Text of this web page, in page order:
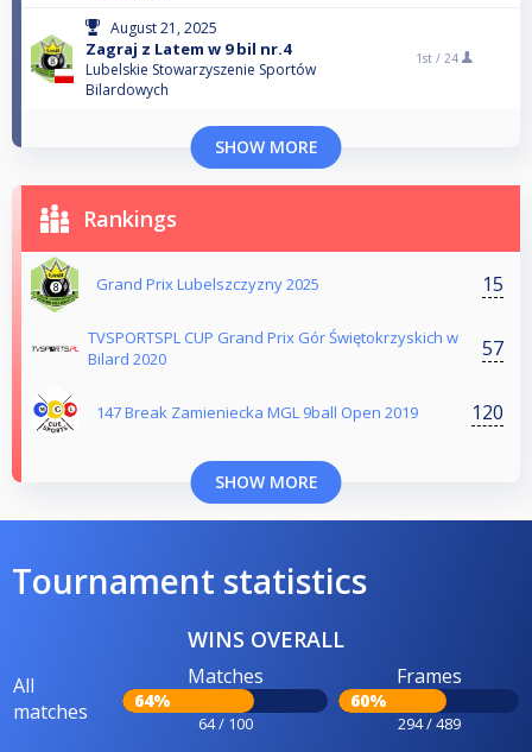
August 21, 2025
Zagraj z Latem w 9 bil nr.4
Lubelskie Stowarzyszenie Sportów
Bilardowych
1st / 24
SHOW MORE
Rankings
Grand Prix Lubelszczyzny 2025 15
TVSPORTSPL CUP Grand Prix Gór Świętokrzyskich w
Bilard 2020
57
147 Break Zamieniecka MGL 9ball Open 2019 120
SHOW MORE
Tournament statistics
WINS OVERALL
All
matches
Matches
64%
64 / 100
Frames
60%
294 / 489